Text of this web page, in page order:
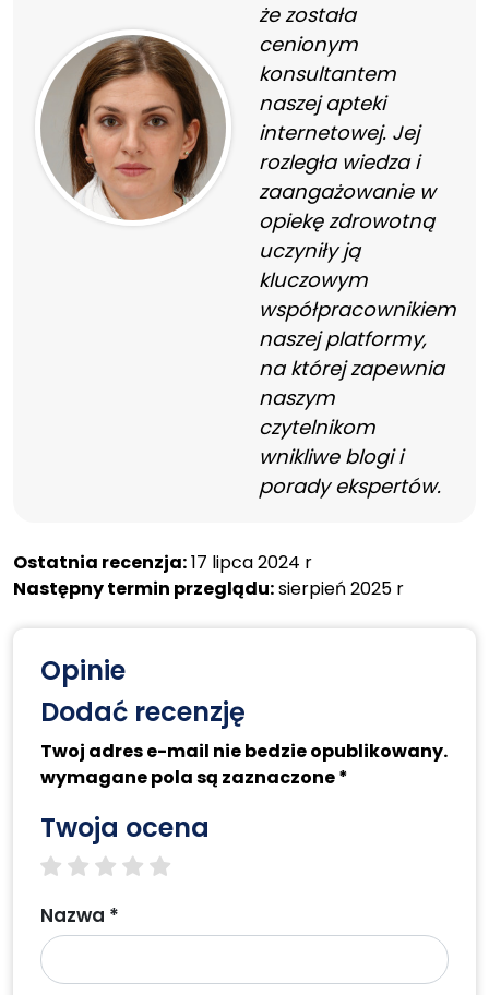
że została
cenionym
konsultantem
naszej apteki
internetowej. Jej
rozległa wiedza i
zaangażowanie w
opiekę zdrowotną
uczyniły ją
kluczowym
współpracownikiem
naszej platformy,
na której zapewnia
naszym
czytelnikom
wnikliwe blogi i
porady ekspertów.
Ostatnia recenzja:17 lipca 2024 r
Następny termin przeglądu:sierpień 2025 r
Opinie
Dodać recenzję
Twoj adres e-mail nie bedzie opublikowany.
wymagane pola są zaznaczone *
Twoja ocena
4 stars
3 stars
2 stars
1 star
Nazwa *